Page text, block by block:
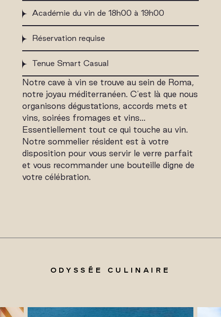
Académie du vin de 18h00 à 19h00
Réservation requise
Tenue Smart Casual
Notre cave à vin se trouve au sein de Roma,
notre joyau méditerranéen. C'est là que nous
organisons dégustations, accords mets et
vins, soirées fromages et vins…
Essentiellement tout ce qui touche au vin.
Notre sommelier résident est à votre
disposition pour vous servir le verre parfait
et vous recommander une bouteille digne de
votre célébration.
ODYSSÉE CULINAIRE